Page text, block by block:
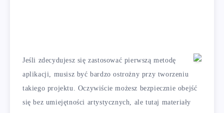
Jeśli zdecydujesz się zastosować pierwszą metodę
aplikacji, musisz być bardzo ostrożny przy tworzeniu
takiego projektu. Oczywiście możesz bezpiecznie obejść
się bez umiejętności artystycznych, ale tutaj materiały